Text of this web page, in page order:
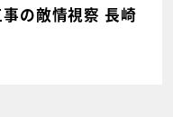
の敵情視察 長崎